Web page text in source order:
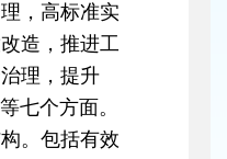
，高标准实
造，推进工
理，提升
七个方面。
。包括有效